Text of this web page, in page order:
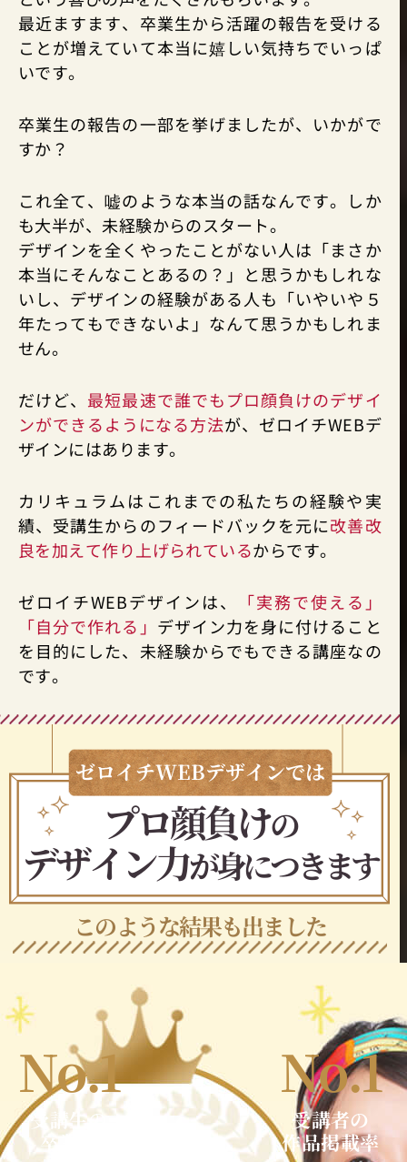
最近ますます、卒業生から活躍の報告を受ける
ことが増えていて本当に嬉しい気持ちでいっぱ
いです。
卒業生の報告の一部を挙げましたが、いかがで
すか？
これ全て、嘘のような本当の話なんです。しか
も大半が、未経験からのスタート。
デザインを全くやったことがない人は「まさか
本当にそんなことあるの？」と思うかもしれな
いし、デザインの経験がある人も「いやいや５
年たってもできないよ」なんて思うかもしれま
せん。
だけど、 最短最速で誰でもプロ顔負けのデザイ
ンができるようになる方法が、ゼロイチWEBデ
ザインにはあります。
カリキュラムはこれまでの私たちの経験や実
績、受講生からのフィードバックを元に改善改
良を加えて作り上げられているからです。
ゼロイチWEBデザインは、
「実務で使える」
「自分で作れる」 デザイン力を身に付けること
を目的にした、未経験からでもできる講座なの
です。
ゼロイチWEBデザインでは
プロ顔負けの
デザイン力が身につきます
このような結果も出ました
受講生の
卒業率
No.1
受講者の
作品掲載率
No.1